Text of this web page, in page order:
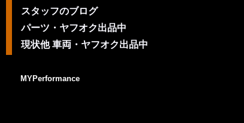
スタッフのブログ
パーツ・ヤフオク出品中
現状他 車両・ヤフオク出品中
MYPerformance